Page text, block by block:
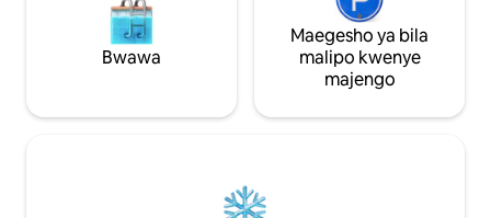
Bwawa
Maegesho ya bila
malipo kwenye
majengo